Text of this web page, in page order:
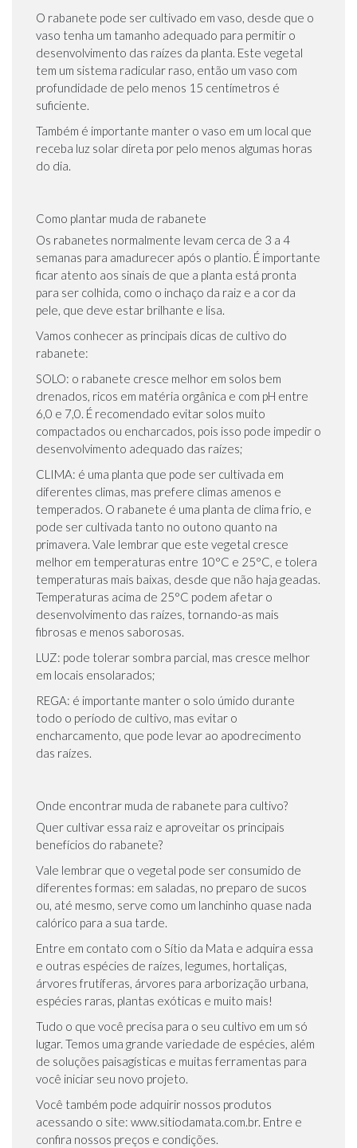
O rabanete pode ser cultivado em vaso, desde que o
vaso tenha um tamanho adequado para permitir o
desenvolvimento das raízes da planta. Este vegetal
tem um sistema radicular raso, então um vaso com
profundidade de pelo menos 15 centímetros é
suficiente.
Também é importante manter o vaso em um local que
receba luz solar direta por pelo menos algumas horas
do dia.
Como plantar muda de rabanete
Os rabanetes normalmente levam cerca de 3 a 4
semanas para amadurecer após o plantio. É importante
ficar atento aos sinais de que a planta está pronta
para ser colhida, como o inchaço da raiz e a cor da
pele, que deve estar brilhante e lisa.
Vamos conhecer as principais dicas de cultivo do
rabanete:
SOLO: o rabanete cresce melhor em solos bem
drenados, ricos em matéria orgânica e com pH entre
6,0 e 7,0. É recomendado evitar solos muito
compactados ou encharcados, pois isso pode impedir o
desenvolvimento adequado das raízes;
CLIMA: é uma planta que pode ser cultivada em
diferentes climas, mas prefere climas amenos e
temperados. O rabanete é uma planta de clima frio, e
pode ser cultivada tanto no outono quanto na
primavera. Vale lembrar que este vegetal cresce
melhor em temperaturas entre 10°C e 25°C, e tolera
temperaturas mais baixas, desde que não haja geadas.
Temperaturas acima de 25°C podem afetar o
desenvolvimento das raízes, tornando-as mais
fibrosas e menos saborosas.
LUZ: pode tolerar sombra parcial, mas cresce melhor
em locais ensolarados;
REGA: é importante manter o solo úmido durante
todo o período de cultivo, mas evitar o
encharcamento, que pode levar ao apodrecimento
das raízes.
Onde encontrar muda de rabanete para cultivo?
Quer cultivar essa raiz e aproveitar os principais
benefícios do rabanete?
Vale lembrar que o vegetal pode ser consumido de
diferentes formas: em saladas, no preparo de sucos
ou, até mesmo, serve como um lanchinho quase nada
calórico para a sua tarde.
Entre em contato com o Sítio da Mata e adquira essa
e outras espécies de raízes, legumes, hortaliças,
árvores frutíferas, árvores para arborização urbana,
espécies raras, plantas exóticas e muito mais!
Tudo o que você precisa para o seu cultivo em um só
lugar. Temos uma grande variedade de espécies, além
de soluções paisagísticas e muitas ferramentas para
você iniciar seu novo projeto.
Você também pode adquirir nossos produtos
acessando o site: www.sitiodamata.com.br. Entre e
confira nossos preços e condições.